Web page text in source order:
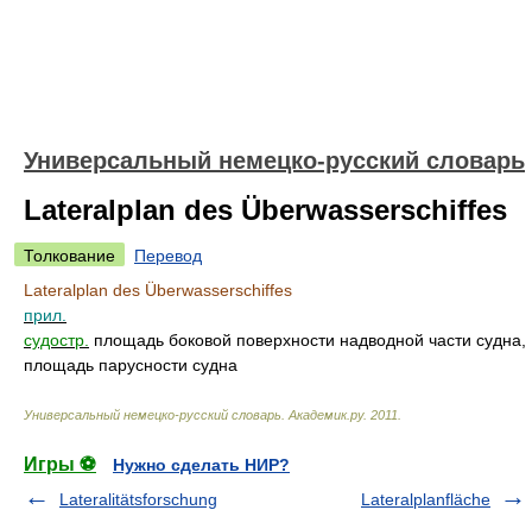
Универсальный немецко-русский словарь
Lateralplan des Überwasserschiffes
Толкование
Перевод
Lateralplan des Überwasserschiffes
прил.
судостр. площадь боковой поверхности надводной части судна,
площадь парусности судна
Универсальный немецко-русский словарь Академик.ру. 2011
Игры ⚽
Нужно сделать НИР?
Lateralitätsforschung
Lateralplanfläche